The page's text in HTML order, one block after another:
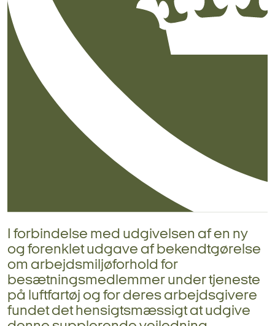
I forbindelse med udgivelsen af en ny
og forenklet udgave af bekendtgørelse
om arbejdsmiljøforhold for
besætningsmedlemmer under tjeneste
på luftfartøj og for deres arbejdsgivere
fundet det hensigtsmæssigt at udgive